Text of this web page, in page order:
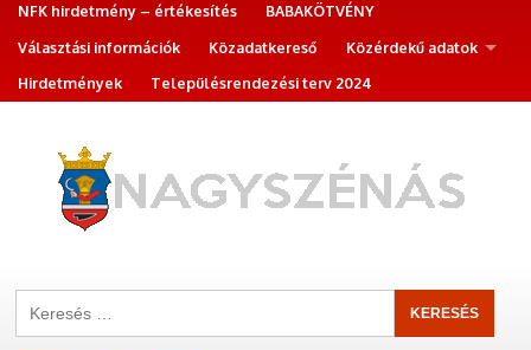
NFK hirdetmény – értékesítés
BABAKÖTVÉNY
Választási információk
Közadatkereső
Közérdekű adatok
Hirdetmények
Településrendezési terv 2024